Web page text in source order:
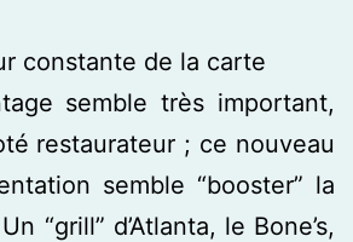
constante de la carte
semble très important,
restaurateur ; ce nouveau
semble “booster” la
“grill” d’Atlanta, le Bone’s,